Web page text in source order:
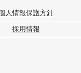
供しています。
に提供した他の情報や、
収集した他の情報を組み
人情報保護方針
採用情報